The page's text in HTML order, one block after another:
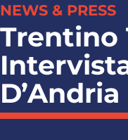
NEWS & PRESS
Trentino
D’Andria